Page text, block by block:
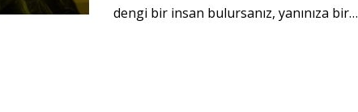
dengi bir insan bulursanız, yanınıza bir…